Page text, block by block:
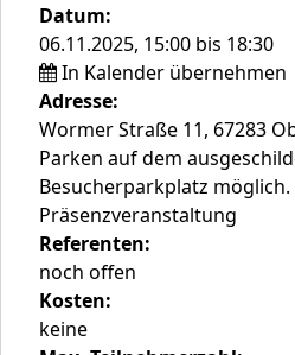
Datum:
06.11.2025, 15:00 bis 18:30
In Kalender übernehmen
Adresse:
Wormer Straße 11, 67283
Parken auf dem
Besucherparkplatz möglich.
Präsenzveranstaltung
Referenten:
noch offen
Kosten:
keine